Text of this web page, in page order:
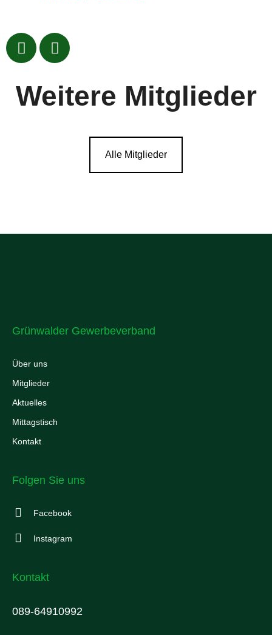
Weitere Mitglieder
Alle Mitglieder
Grünwalder Gewerbeverband
Über uns
Mitglieder
Aktuelles
Mittagstisch
Kontakt
Folgen Sie uns
Facebook
Instagram
Kontakt
089-64910992